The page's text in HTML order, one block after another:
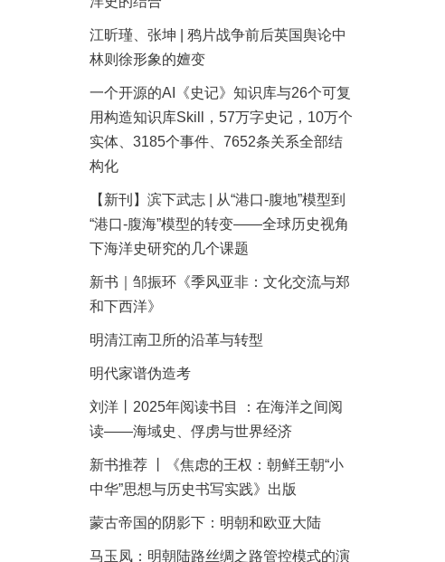
江昕瑾、张坤 | 鸦片战争前后英国舆论中
林则徐形象的嬗变
一个开源的AI《史记》知识库与26个可复
用构造知识库Skill，57万字史记，10万个
实体、3185个事件、7652条关系全部结
构化
【新刊】滨下武志 | 从“港口-腹地”模型到
“港口-腹海”模型的转变——全球历史视角
下海洋史研究的几个课题
新书｜邹振环《季风亚非：文化交流与郑
和下西洋》
明清江南卫所的沿革与转型
明代家谱伪造考
刘洋丨2025年阅读书目 ：在海洋之间阅
读——海域史、俘虏与世界经济
新书推荐 丨《焦虑的王权：朝鲜王朝“小
中华”思想与历史书写实践》出版
蒙古帝国的阴影下：明朝和欧亚大陆
马玉凤：明朝陆路丝绸之路管控模式的演